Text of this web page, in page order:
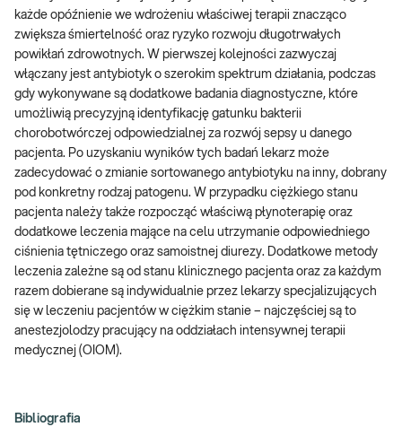
każde opóźnienie we wdrożeniu właściwej terapii znacząco
zwiększa śmiertelność oraz ryzyko rozwoju długotrwałych
powikłań zdrowotnych. W pierwszej kolejności zazwyczaj
włączany jest antybiotyk o szerokim spektrum działania, podczas
gdy wykonywane są dodatkowe badania diagnostyczne, które
umożliwią precyzyjną identyfikację gatunku bakterii
chorobotwórczej odpowiedzialnej za rozwój sepsy u danego
pacjenta. Po uzyskaniu wyników tych badań lekarz może
zadecydować o zmianie sortowanego antybiotyku na inny, dobrany
pod konkretny rodzaj patogenu. W przypadku ciężkiego stanu
pacjenta należy także rozpocząć właściwą płynoterapię oraz
dodatkowe leczenia mające na celu utrzymanie odpowiedniego
ciśnienia tętniczego oraz samoistnej diurezy. Dodatkowe metody
leczenia zależne są od stanu klinicznego pacjenta oraz za każdym
razem dobierane są indywidualnie przez lekarzy specjalizujących
się w leczeniu pacjentów w ciężkim stanie – najczęściej są to
anestezjolodzy pracujący na oddziałach intensywnej terapii
medycznej (OIOM).
Bibliografia